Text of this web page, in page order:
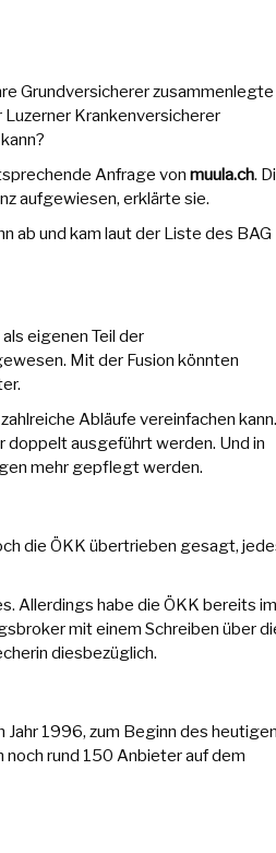
Grundversicherer zusammenlegte
Luzerner Krankenversicherer
Anfrage von muula.ch.
aufgewiesen, erklärte sie.
ab und kam laut der Liste des BAG
eigenen Teil der
Mit der Fusion könnten
Abläufe vereinfachen kann.
doppelt ausgeführt werden. Und in
mehr gepflegt werden.
die ÖKK übertrieben gesagt,
Allerdings habe die ÖKK bereits im
mit einem Schreiben über
diesbezüglich.
1996, zum Beginn des heutigen
rund 150 Anbieter auf dem